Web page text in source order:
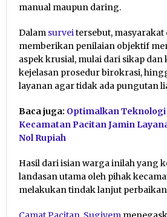
manual maupun daring.
Dalam surveitersebut,
memberikan penilaian objektif
aspek krusial, mulai dari sikap dan
kejelasan prosedur birokrasi,
layanan agar tidak ada pungutan
Baca juga: Optimalkan
Kecamatan Pacitan Jamin
Nol Rupiah
Hasil dari isian warga inilah yang
landasan utama oleh pihak
melakukan tindak lanjut